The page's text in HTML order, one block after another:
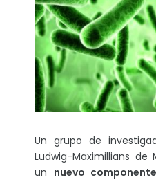
Un grupo de
Ludwig-Maximillians
un nuevo